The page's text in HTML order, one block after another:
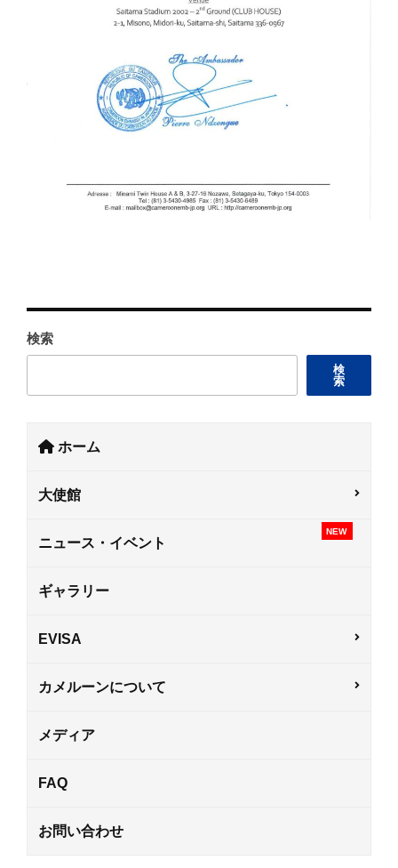
検索
検
索
ホーム
大使館
NEW
ニュース・イベント
ギャラリー
EVISA
カメルーンについて
メディア
FAQ
お問い合わせ